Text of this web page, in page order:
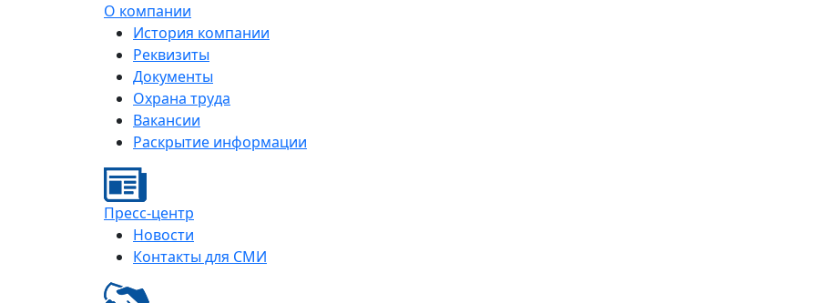
О компании
История компании
Реквизиты
Документы
Охрана труда
Вакансии
Раскрытие информации
Пресс-центр
Новости
Контакты для СМИ